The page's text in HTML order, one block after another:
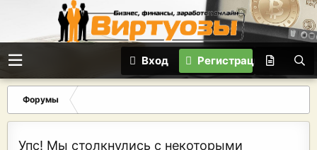
Вход Регистрация
Форумы
Упс! Мы столкнулись с некоторыми